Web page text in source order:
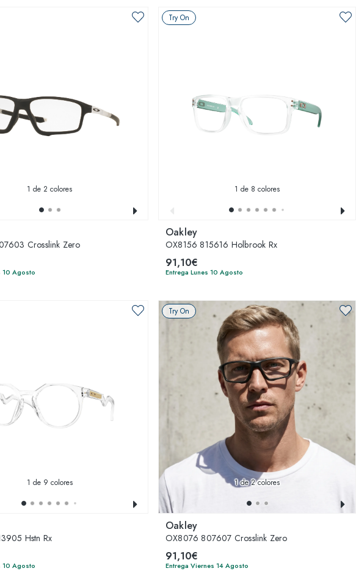
1 de 2 colores
Crosslink Zero
10 Agosto
Try On
1 de 8 colores
Oakley
OX8156 815616 Holbrook Rx
91,10€
Entrega Lunes 10 Agosto
1 de 9 colores
Hstn Rx
10 Agosto
Try On
1de 2 colores
Oakley
OX8076 807607 Crosslink Zero
91,10€
Entrega Viernes 14 Agosto